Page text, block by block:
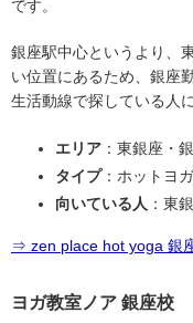
です。
銀座駅中心というより、
い位置にあるため、銀座
生活動線で探している人
エリア ：東銀座・
タイプ：ホットヨ
向いている人 ：東
⇒ zen place hot yoga 銀
ヨガ教室ノア 銀座校